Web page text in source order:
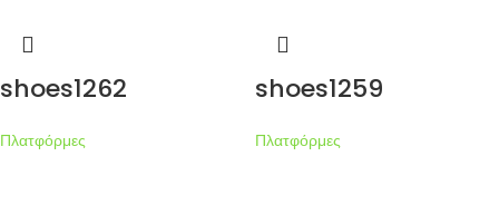
shoes1262
Πλατφόρμες
shoes1259
Πλατφόρμες